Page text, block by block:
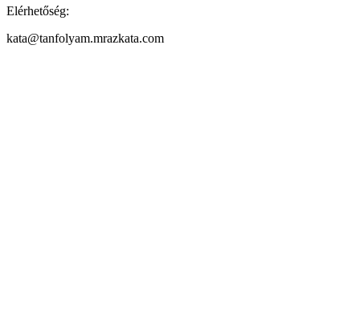
Elérhetőség:
kata@tanfolyam.mrazkata.com